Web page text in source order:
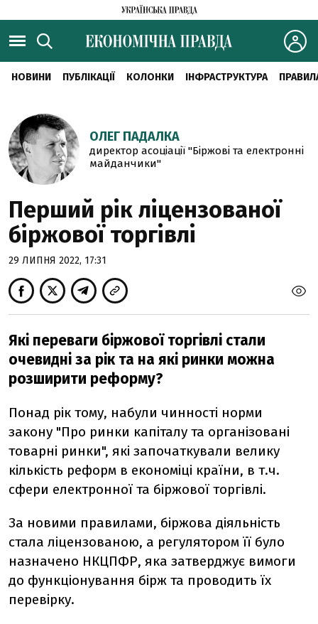
НОВИНИ ПУБЛІКАЦІЇ КОЛОНКИ ІНФРАСТРУКТУРА
ОЛЕГ ПАДАЛКА
директор асоціації "Біржові та електронні
майданчики"
Перший рік ліцензованої
біржової торгівлі
29 ЛИПНЯ 2022, 17:31
Які переваги біржової торгівлі стали
очевидні за рік та на які ринки можна
розширити реформу?
Понад рік тому, набули чинності норми
закону "Про ринки капіталу та організовані
товарні ринки", які започаткували велику
кількість реформ в економіці країни, в т.ч.
сфери електронної та біржової торгівлі.
За новими правилами, біржова діяльність
стала ліцензованою, а регулятором її було
назначено НКЦПФР, яка затверджує вимоги
до функціонування бірж та проводить їх
перевірку.